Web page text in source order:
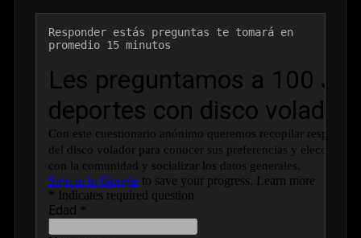
Responder estás preguntas te tomará en
promedio 15 minutos